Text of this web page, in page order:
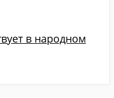
в народном